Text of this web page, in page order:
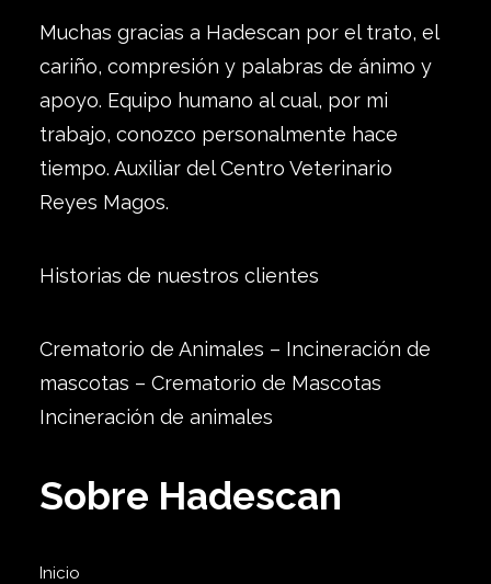
Muchas gracias a Hadescan por el trato, el
cariño, compresión y palabras de ánimo y
apoyo. Equipo humano al cual, por mi
trabajo, conozco personalmente hace
tiempo. Auxiliar del Centro Veterinario
Reyes Magos.
Historias de nuestros clientes
Crematorio de Animales – Incineración de
mascotas – Crematorio de Mascotas
Incineración de animales
Sobre Hadescan
Inicio